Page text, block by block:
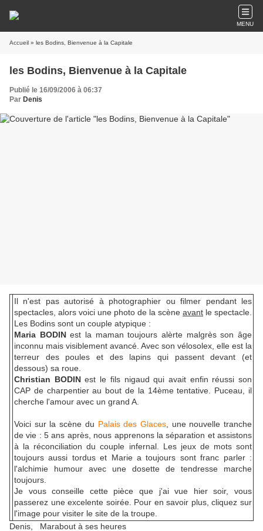
MENU
Accueil » les Bodins, Bienvenue à la Capitale
les Bodins, Bienvenue à la Capitale
Publié le 16/09/2006 à 06:37
Par Denis
Il n'est pas autorisé à photographier ou filmer pendant les
spectacles, alors voici une photo de la scène avant le spectacle.
Les Bodins sont un couple atypique :
Maria BODINest la maman toujours alèrte malgrès son âge
inconnu mais visiblement avancé. Avec son vélosolex, elle est la
terreur des poules et des lapins qui passent devant (et
dessous) sa roue.
Christian BODINest le fils nigaud qui avait enfin réussi son
CAP de charpentier au bout de la 14ème tentative. Puceau, il
cherche l'amour avec un grand A.
Voici sur la scène du Palais des Glaces, une nouvelle tranche
de vie : 5 ans après, nous apprenons la séparation et assistons
à la réconciliation du couple infernal. Les jeux de mots sont
toujours aussi tordus et Marie a toujours sont franc parler :
l'alchimie humour avec une dosette de tendresse marche
toujours.
Je vous conseille cette pièce que j'ai vue hier soir, vous
passerez une excelente soirée. Pour en savoir plus, cliquez sur
l'image pour visiter le site de la troupe.
Denis, Marabout à ses heures